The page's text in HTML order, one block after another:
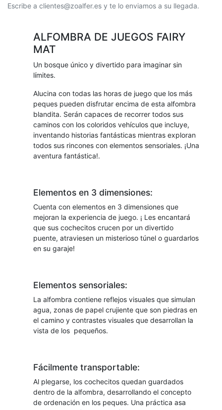
Escribe a clientes@zoalfer.es y te lo enviamos a su llegada.
ALFOMBRA DE JUEGOS FAIRY
MAT
Un bosque único y divertido para imaginar sin
límites.
Alucina con todas las horas de juego que los más
peques pueden disfrutar encima de esta alfombra
blandita. Serán capaces de recorrer todos sus
caminos con los coloridos vehículos que incluye,
inventando historias fantásticas mientras exploran
todos sus rincones con elementos sensoriales. ¡Una
aventura fantástica!.
Elementos en 3 dimensiones:
Cuenta con elementos en 3 dimensiones que
mejoran la experiencia de juego. ¡ Les encantará
que sus cochecitos crucen por un divertido
puente, atraviesen un misterioso túnel o guardarlos
en su garaje!
Elementos sensoriales:
La alfombra contiene reflejos visuales que simulan
agua, zonas de papel crujiente que son piedras en
el camino y contrastes visuales que desarrollan la
vista de los pequeños.
Fácilmente transportable:
Al plegarse, los cochecitos quedan guardados
dentro de la alfombra, desarrollando el concepto
de ordenación en los peques. Una práctica asa